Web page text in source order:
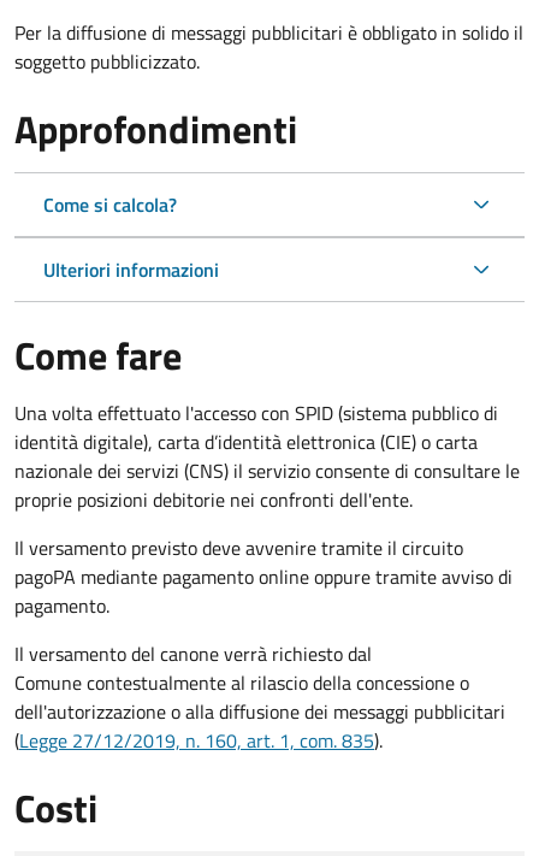
Per la diffusione di messaggi pubblicitari è obbligato in solido il
soggetto pubblicizzato.
Approfondimenti
Come si calcola?
Ulteriori informazioni
Come fare
Una volta effettuato l'accesso con SPID (sistema pubblico di
identità digitale), carta d’identità elettronica (CIE) o carta
nazionale dei servizi (CNS) il servizio consente di consultare le
proprie posizioni debitorie nei confronti dell'ente.
Il versamento previsto deve avvenire tramite il circuito
pagoPA mediante pagamento online oppure tramite avviso di
pagamento.
Il versamento del canone verrà richiesto dal
Comune contestualmente al rilascio della concessione o
dell'autorizzazione o alla diffusione dei messaggi pubblicitari
(Legge 27/12/2019, n. 160, art. 1, com. 835).
Costi